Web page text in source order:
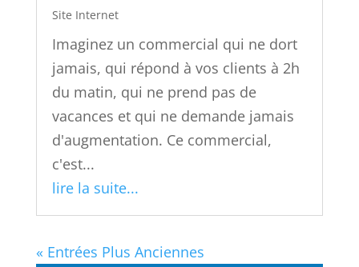
Site Internet
Imaginez un commercial qui ne dort
jamais, qui répond à vos clients à 2h
du matin, qui ne prend pas de
vacances et qui ne demande jamais
d'augmentation. Ce commercial,
c'est...
lire la suite...
« Entrées Plus Anciennes